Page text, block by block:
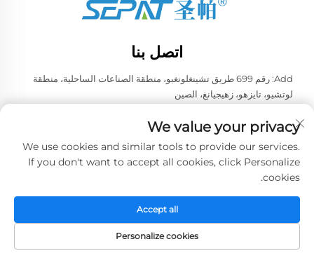
اتصل بنا
Add: رقم 699 طريق تشينغلونغبو، منطقة الصناعات الساحلية، منطقة
لوتشيو، تايزهو، زهيجيانغ، الصين
البريد الإلكتروني:
المحدودة. جميع الحقوق محفوظة. -سياسة الخصوصية
We value your privacy
We use cookies and similar tools to provide our services.
If you don't want to accept all cookies, click Personalize
cookies.
Personalize cookies
Accept all